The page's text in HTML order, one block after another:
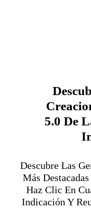
5.0 De
Descubre Las
Más
Haz Clic En
Indicación Y